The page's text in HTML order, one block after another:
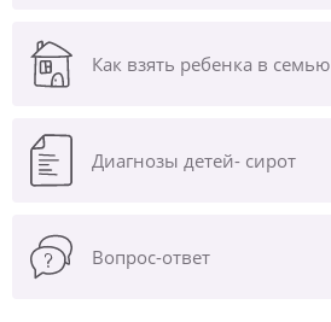
Как взять ребенка в семью
Диагнозы детей- сирот
Вопрос-ответ